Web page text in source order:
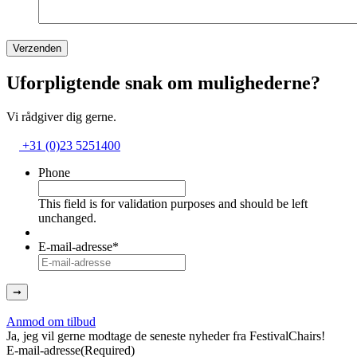
Verzenden
Uforpligtende snak om mulighederne?
Vi rådgiver dig gerne.
+31 (0)23 5251400
Phone
This field is for validation purposes and should be left
unchanged.
E-mail-adresse*
➞
Anmod om tilbud
Ja, jeg vil gerne modtage de seneste nyheder fra FestivalChairs!
E-mail-adresse(Required)